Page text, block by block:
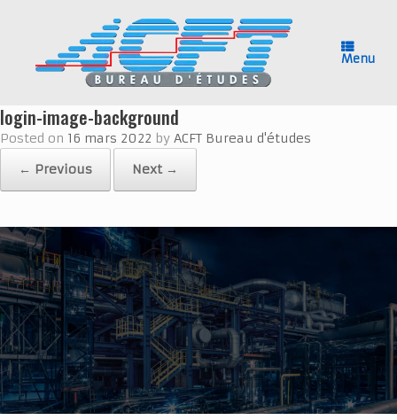
Menu
login-image-background
Posted on 16 mars 2022 by ACFT Bureau d'études
← Previous
Next →